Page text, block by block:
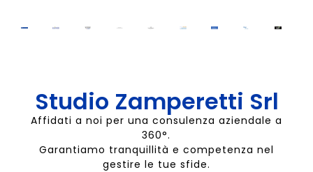
Studio Zamperetti Srl
Affidati a noi per una consulenza aziendale a
360°.
Garantiamo tranquillità e competenza nel
gestire le tue sfide.